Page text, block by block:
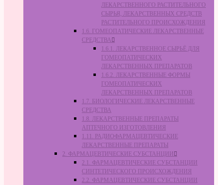
ЛЕКАРСТВЕННОГО РАСТИТЕЛЬНОГО
СЫРЬЯ, ЛЕКАРСТВЕННЫХ СРЕДСТВ
РАСТИТЕЛЬНОГО ПРОИСХОЖДЕНИЯ
1.6. ГОМЕОПАТИЧЕСКИЕ ЛЕКАРСТВЕННЫЕ
СРЕДСТВА
1.6.1. ЛЕКАРСТВЕННОЕ СЫРЬЁ ДЛЯ
ГОМЕОПАТИЧЕСКИХ
ЛЕКАРСТВЕННЫХ ПРЕПАРАТОВ
1.6.2. ЛЕКАРСТВЕННЫЕ ФОРМЫ
ГОМЕОПАТИЧЕСКИХ
ЛЕКАРСТВЕННЫХ ПРЕПАРАТОВ
1.7. БИОЛОГИЧЕСКИЕ ЛЕКАРСТВЕННЫЕ
СРЕДСТВА
1.8. ЛЕКАРСТВЕННЫЕ ПРЕПАРАТЫ
АПТЕЧНОГО ИЗГОТОВЛЕНИЯ
1.11. РАДИОФАРМАЦЕВТИЧЕСКИЕ
ЛЕКАРСТВЕННЫЕ ПРЕПАРАТЫ
2. ФАРМАЦЕВТИЧЕСКИЕ СУБСТАНЦИИ
2.1. ФАРМАЦЕВТИЧЕСКИЕ СУБСТАНЦИИ
СИНТЕТИЧЕСКОГО ПРОИСХОЖДЕНИЯ
2.2. ФАРМАЦЕВТИЧЕСКИЕ СУБСТАНЦИИ